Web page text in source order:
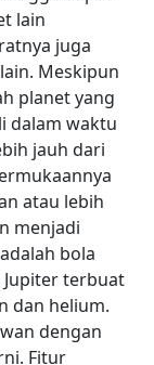
lain
juga
Meskipun
planet yang
dalam waktu
jauh dari
atau lebih
menjadi
bola
terbuat
dan helium.
dengan
Fitur